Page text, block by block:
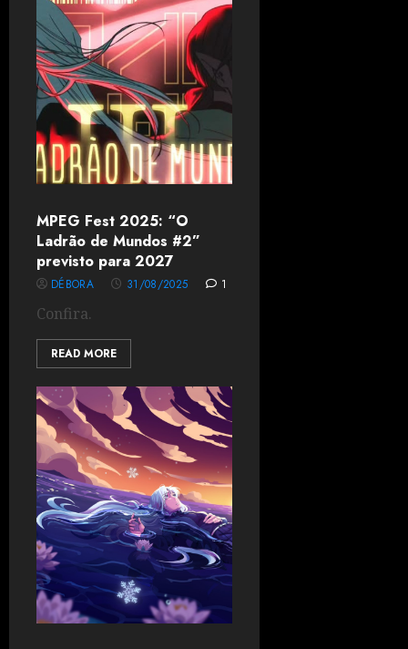
MPEG Fest 2025: “O
Ladrão de Mundos #2”
previsto para 2027
DÉBORA 31/08/2025 1
Confira.
READ MORE